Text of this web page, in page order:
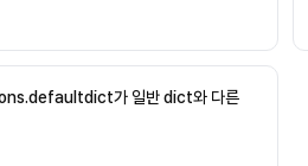
가 일반 dict와 다른